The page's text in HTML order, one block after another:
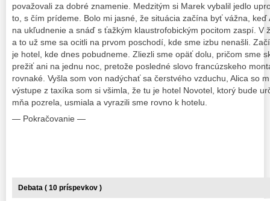
považovali za dobré znamenie. Medzitým si Marek vybalil jedlo
to, s čím prídeme. Bolo mi jasné, že situácia začína byť vážna, keď
na ukľudnenie a snáď s ťažkým klaustrofobickým pocitom zaspí. V
a to už sme sa ocitli na prvom poschodí, kde sme izbu nenašli.
je hotel, kde dnes pobudneme. Zliezli sme opäť dolu, pričom sme
prežiť ani na jednu noc, pretože posledné slovo francúzskeho
rovnaké. Vyšla som von nadýchať sa čerstvého vzduchu, Alica so
výstupe z taxíka som si všimla, že tu je hotel Novotel, ktorý bude
mňa pozrela, usmiala a vyrazili sme rovno k hotelu.
— Pokračovanie —
Debata ( 10 príspevkov )